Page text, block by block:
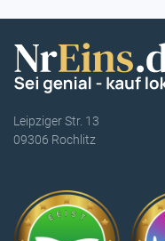
Leipziger Str. 13
09306 Rochlitz